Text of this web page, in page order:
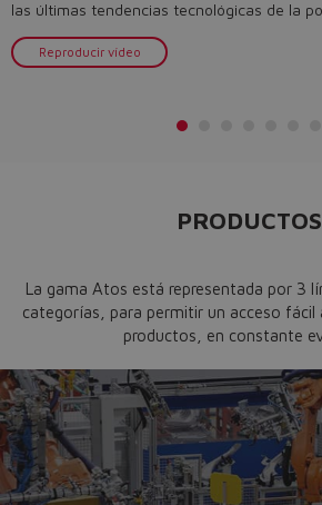
las últimas tendencias tecnológicas de la
Reproducir vídeo
PRODUCTOS
La gama Atos está representada por 3
categorías, para permitir un acceso fácil
productos, en constante